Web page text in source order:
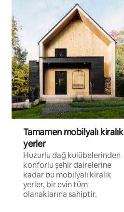
Tamamen mobilyalı kiralık
yerler
Huzurlu dağ kulübelerinden
konforlu şehir dairelerine
kadar bu mobilyalı kiralık
yerler, bir evin tüm
olanaklarına sahiptir.